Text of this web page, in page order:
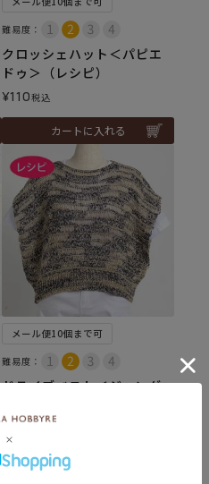
難易度：
クロッシェハット＜パピエ
ドゥ＞（レシピ）
¥110税込
カートに入れる
メール便10個まで可
難易度：
ドライブベスト＜ジャング
カートに入れる